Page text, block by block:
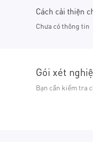
Cách cải thiện
Chưa có thông tin
Gói xét
Bạn cần kiểm tra